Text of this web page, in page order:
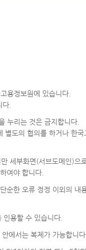
용정보원에 있습니다.
.
누리는 것은 금지합니다.
도의 협의를 하거나 한
세부화면(서브도메인)으
여야 합니다.
순한 오류 정정 이외의 내
용할 수 있습니다.
에서는 복제가 가능합니다.